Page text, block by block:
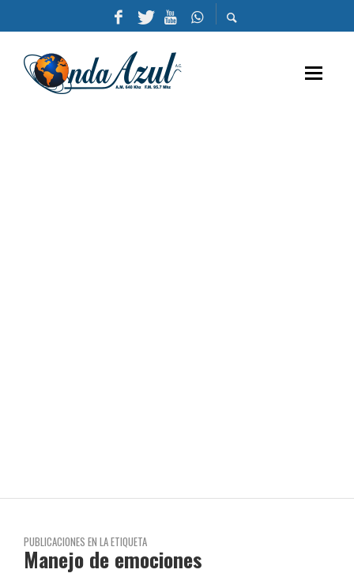
PUBLICACIONES EN LA ETIQUETA
Manejo de emociones